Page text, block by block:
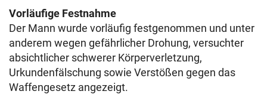
Vorläufige Festnahme
Der Mann wurde vorläufig festgenommen und unter
anderem wegen gefährlicher Drohung, versuchter
absichtlicher schwerer Körperverletzung,
Urkundenfälschung sowie Verstößen gegen das
Waffengesetz angezeigt.